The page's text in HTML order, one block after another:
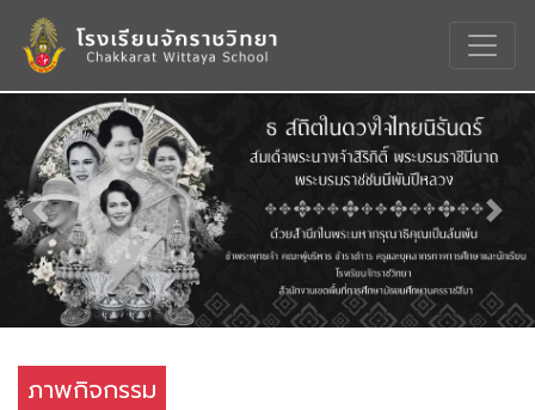
Previous Next
ภาพกิจกรรม